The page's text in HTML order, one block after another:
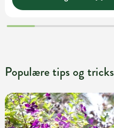
Populære tips og tricks